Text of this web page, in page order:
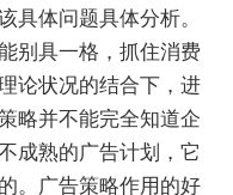
具体问题具体分析。
别具一格，抓住消费
论状况的结合下，进
略并不能完全知道企
成熟的广告计划，它
。广告策略作用的好